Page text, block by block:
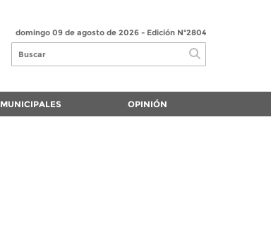
domingo 09 de agosto de 2026 - Edición Nº2804
MUNICIPALES OPINIÓN